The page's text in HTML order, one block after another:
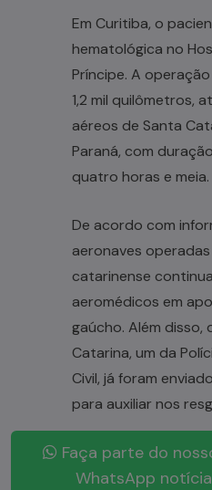
Em Curitiba, o
hematológica no
Príncipe. A
1,2 mil quilômetros,
aéreos de Santa
Paraná, com
quatro horas e meia.
De acordo com
aeronaves
catarinense
aeromédicos em
gaúcho. Além
Catarina, um da
Civil, já foram
para auxiliar nos
Faça parte do
WhatsApp